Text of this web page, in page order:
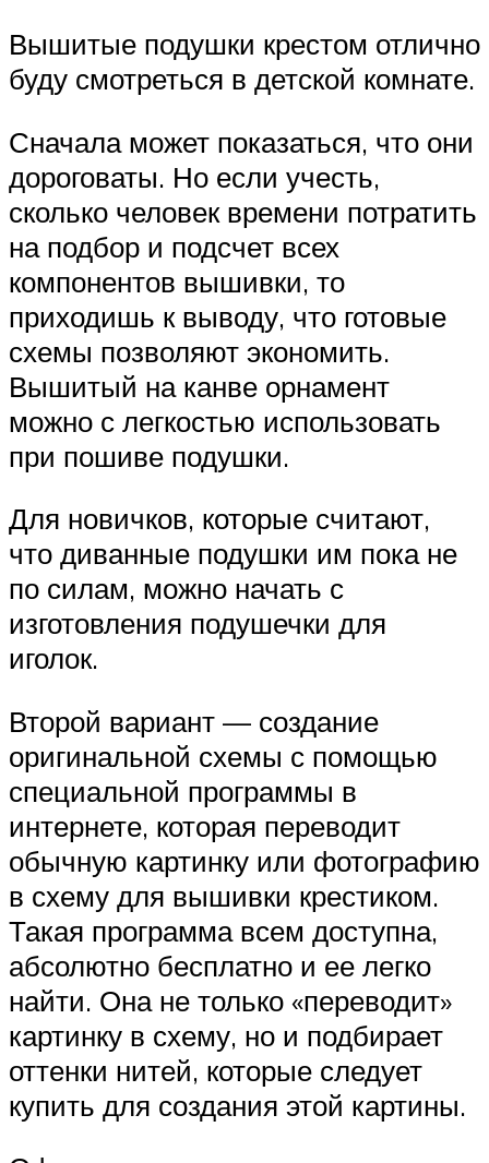
Вышитые подушки крестом отлично
буду смотреться в детской комнате.
Сначала может показаться, что они
дороговаты. Но если учесть,
сколько человек времени потратить
на подбор и подсчет всех
компонентов вышивки, то
приходишь к выводу, что готовые
схемы позволяют экономить.
Вышитый на канве орнамент
можно с легкостью использовать
при пошиве подушки.
Для новичков, которые считают,
что диванные подушки им пока не
по силам, можно начать с
изготовления подушечки для
иголок.
Второй вариант — создание
оригинальной схемы с помощью
специальной программы в
интернете, которая переводит
обычную картинку или фотографию
в схему для вышивки крестиком.
Такая программа всем доступна,
абсолютно бесплатно и ее легко
найти. Она не только «переводит»
картинку в схему, но и подбирает
оттенки нитей, которые следует
купить для создания этой картины.